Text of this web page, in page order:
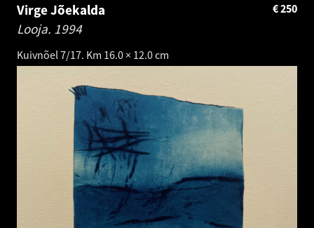
Virge Jõekalda
Looja. 1994
Kuivnõel 7/17. Km 16.0 × 12.0 cm
250
€